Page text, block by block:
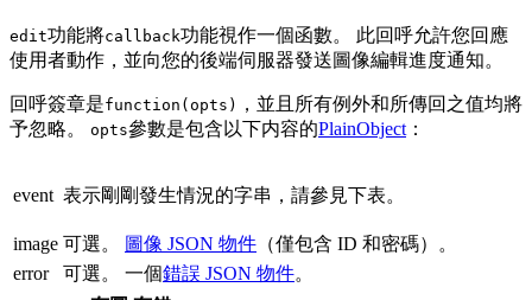
edit功能將callback功能視作一個函數。 此回呼允許您回應
使用者動作，並向您的後端伺服器發送圖像編輯進度通知。
回呼簽章是function(opts)
，並且所有例外和所傳回之值均將
予忽略。 opts參數是包含以下内容的PlainObject ：
event 表示剛剛發生情況的字串，請參見下表。
image 可選。 圖像 JSON 物件 （僅包含 ID 和密碼）。
error
可選。 一個錯誤 JSON 物件。